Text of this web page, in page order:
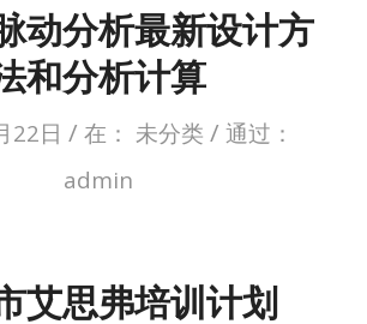
动分析最新设计方
和分析计算
22日 / 在：未分类 / 通过：
admin
艾思弗培训计划